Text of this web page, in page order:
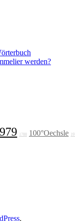
werden?
1788 100°Oechsle
.